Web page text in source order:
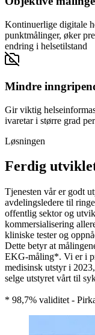
Kontinuerlige digitale
punktmålinger, øker
endring i helsetilstand
Mindre
Gir viktig
ivaretar i større grad
Løsningen
Ferdig
Tjenesten vår er godt
avdelingsledere til
offentlig sektor og
kommersialisering
kliniske tester og
Dette betyr at
EKG-måling*. Vi er i
medisinsk utstyr i
selge utstyret vårt til
* 98,7% validitet -